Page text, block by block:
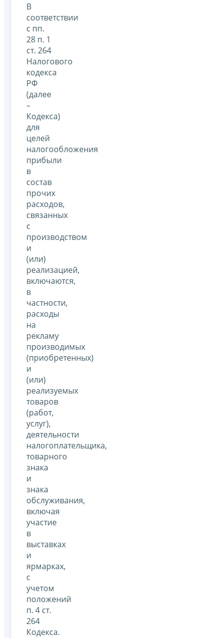
В
соответствии
с пп.
28 п. 1
ст. 264
Налогового
кодекса
РФ
(далее
–
Кодекса)
для
целей
налогообложения
прибыли
в
состав
прочих
расходов,
связанных
с
производством
и
(или)
реализацией,
включаются,
в
частности,
расходы
на
рекламу
производимых
(приобретенных)
и
(или)
реализуемых
товаров
(работ,
услуг),
деятельности
налогоплательщика,
товарного
знака
и
знака
обслуживания,
включая
участие
в
выставках
и
ярмарках,
с
учетом
положений
п. 4 ст.
264
Кодекса.